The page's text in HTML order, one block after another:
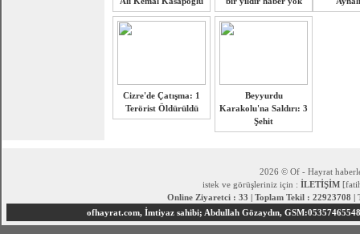
Cizre'de Çatışma: 1
Terörist Öldürüldü
Beyyurdu
Karakolu'na Saldırı: 3
Şehit
2026 © Of - Hayrat
istek ve görüşleriniz için : İLETİŞİM
Online Ziyaretci : 33 | Toplam Tekil : 22923708 |
ofhayrat.com, İmtiyaz sahibi; Abdullah Gözaydın,